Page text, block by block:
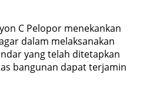
C Pelopor menekankan
dalam melaksanakan
yang telah ditetapkan
bangunan dapat terjamin